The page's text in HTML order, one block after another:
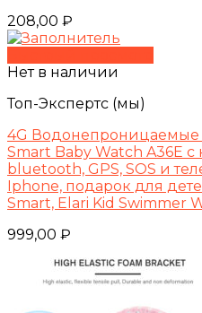
208,00 ₽
Нет в наличии
Топ-Экспертс (мы)
4G Водонепроницаемые
Smart Baby Watch A36E
bluetooth, GPS, SOS и
Iphone, подарок для
Smart, Elari Kid Swimmer
999,00 ₽